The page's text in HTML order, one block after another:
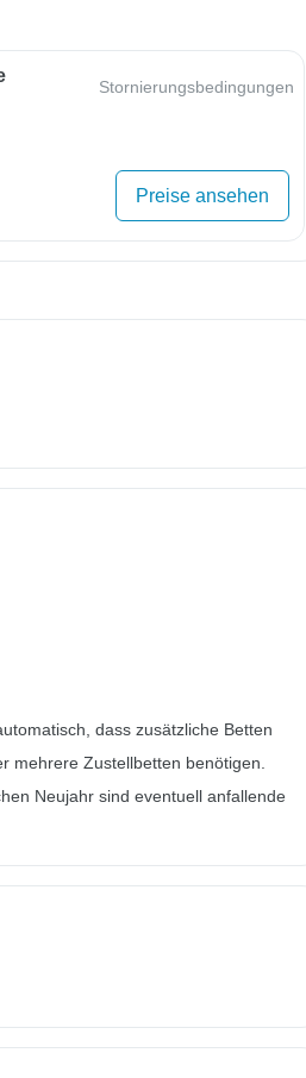
Stornierungsbedingungen
Preise ansehen
dass zusätzliche Betten
mehrere Zustellbetten benötigen.
Neujahr sind eventuell anfallende